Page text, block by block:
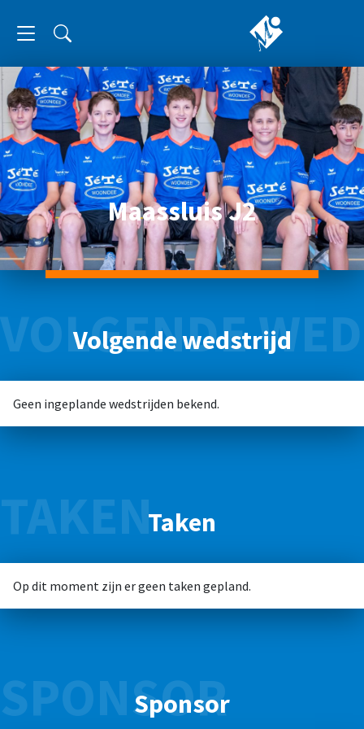
Maassluis J2
VOLGENDE
Volgende wedstrijd
Geen ingeplande wedstrijden bekend.
TAKENTaken
Op dit moment zijn er geen taken gepland.
SPONSOR
Sponsor